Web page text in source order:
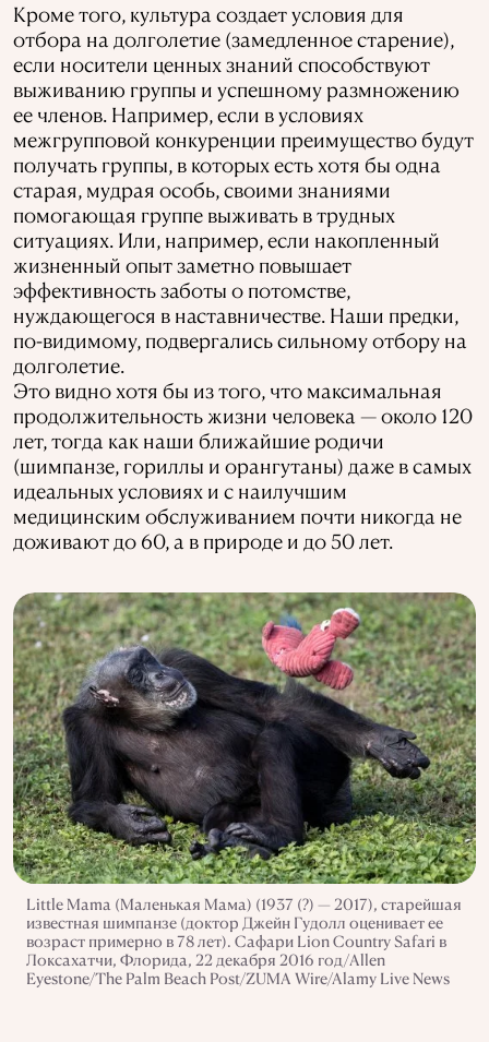
Кроме того, культура создает условия для
отбора на долголетие (замедленное старение),
если носители ценных знаний способствуют
выживанию группы и успешному размножению
ее членов. Например, если в условиях
межгрупповой конкуренции преимущество будут
получать группы, в которых есть хотя бы одна
старая, мудрая особь, своими знаниями
помогающая группе выживать в трудных
ситуациях. Или, например, если накопленный
жизненный опыт заметно повышает
эффективность заботы о потомстве,
нуждающегося в наставничестве. Наши предки,
по-видимому, подвергались сильному отбору на
долголетие.
Это видно хотя бы из того, что максимальная
продолжительность жизни человека — около 120
лет, тогда как наши ближайшие родичи
(шимпанзе, гориллы и орангутаны) даже в самых
идеальных условиях и с наилучшим
медицинским обслуживанием почти никогда не
доживают до 60, а в природе и до 50 лет.
Little Mama (Маленькая Мама) (1937 (?) — 2017), старейшая
известная шимпанзе (доктор Джейн Гудолл оценивает ее
возраст примерно в 78 лет). Сафари Lion Country Safari в
Локсахатчи, Флорида, 22 декабря 2016 год/Allen
Eyestone/The Palm Beach Post/ZUMA Wire/Alamy Live News